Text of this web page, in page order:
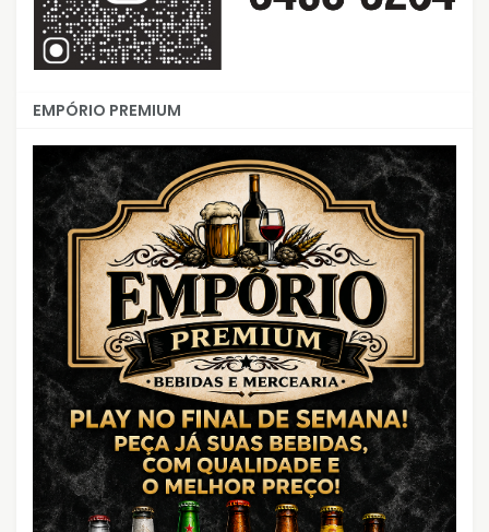
EMPÓRIO PREMIUM